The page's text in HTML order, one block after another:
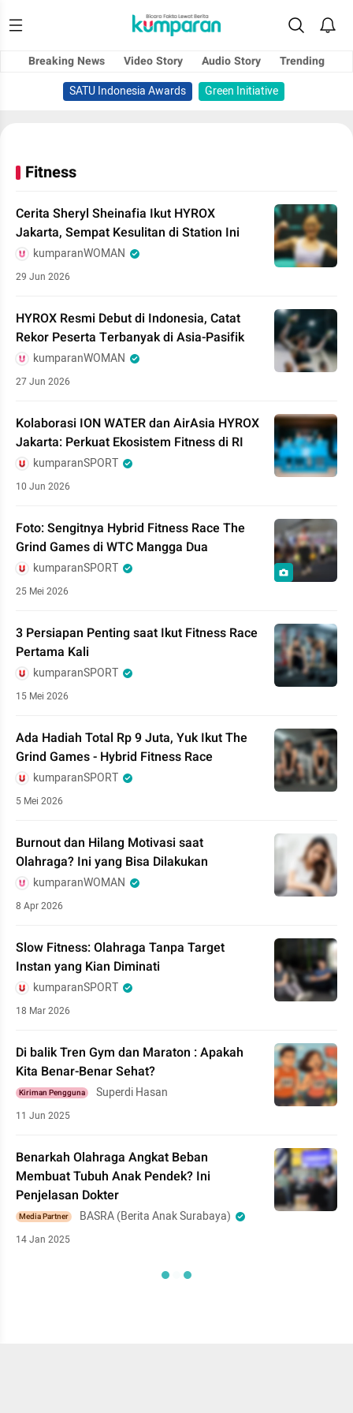
Breaking News Video Story Audio Story
Trending
SATU Indonesia Awards
Green Initiative
Fitness
Cerita Sheryl Sheinafia Ikut HYROX
Jakarta, Sempat Kesulitan di Station Ini
kumparanWOMAN
29 Jun 2026
HYROX Resmi Debut di Indonesia, Catat
Rekor Peserta Terbanyak di Asia-Pasifik
kumparanWOMAN
27 Jun 2026
Kolaborasi ION WATER dan AirAsia HYROX
Jakarta: Perkuat Ekosistem Fitness di RI
kumparanSPORT
10 Jun 2026
Foto: Sengitnya Hybrid Fitness Race The
Grind Games di WTC Mangga Dua
kumparanSPORT
25 Mei 2026
3 Persiapan Penting saat Ikut Fitness Race
Pertama Kali
kumparanSPORT
15 Mei 2026
Ada Hadiah Total Rp 9 Juta, Yuk Ikut The
Grind Games - Hybrid Fitness Race
kumparanSPORT
5 Mei 2026
Burnout dan Hilang Motivasi saat
Olahraga? Ini yang Bisa Dilakukan
kumparanWOMAN
8 Apr 2026
Slow Fitness: Olahraga Tanpa Target
Instan yang Kian Diminati
kumparanSPORT
18 Mar 2026
Di balik Tren Gym dan Maraton : Apakah
Kita Benar-Benar Sehat?
Kiriman Pengguna Superdi Hasan
11 Jun 2025
Benarkah Olahraga Angkat Beban
Membuat Tubuh Anak Pendek? Ini
Penjelasan Dokter
Media Partner BASRA (Berita Anak Surabaya)
14 Jan 2025